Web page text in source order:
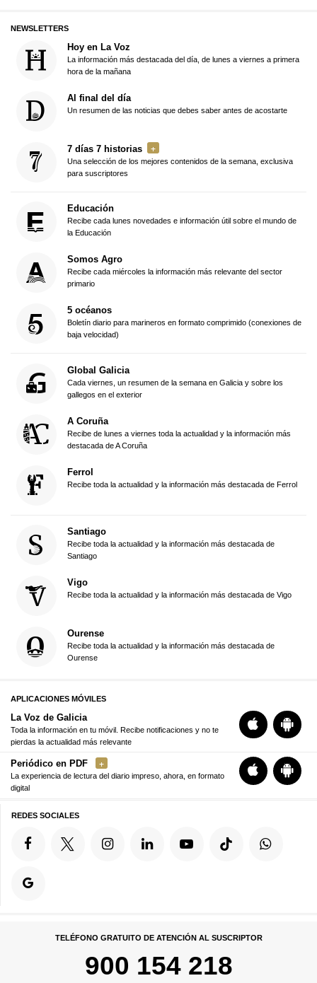
NEWSLETTERS
Hoy en La Voz
La información más destacada del día, de lunes a viernes a primera
hora de la mañana
Al final del día
Un resumen de las noticias que debes saber antes de acostarte
7 días 7 historias
Una selección de los mejores contenidos de la semana, exclusiva
para suscriptores
Educación
Recibe cada lunes novedades e información útil sobre el mundo de
la Educación
Somos Agro
Recibe cada miércoles la información más relevante del sector
primario
5 océanos
Boletín diario para marineros en formato comprimido (conexiones de
baja velocidad)
Global Galicia
Cada viernes, un resumen de la semana en Galicia y sobre los
gallegos en el exterior
A Coruña
Recibe de lunes a viernes toda la actualidad y la información más
destacada de A Coruña
Ferrol
Recibe toda la actualidad y la información más destacada de Ferrol
Santiago
Recibe toda la actualidad y la información más destacada de
Santiago
Vigo
Recibe toda la actualidad y la información más destacada de Vigo
Ourense
Recibe toda la actualidad y la información más destacada de
Ourense
APLICACIONES MÓVILES
La Voz de Galicia
Toda la información en tu móvil. Recibe notificaciones y no te
pierdas la actualidad más relevante
Periódico en PDF
La experiencia de lectura del diario impreso, ahora, en formato
digital
REDES SOCIALES
TELÉFONO GRATUITO DE ATENCIÓN AL SUSCRIPTOR
900 154 218